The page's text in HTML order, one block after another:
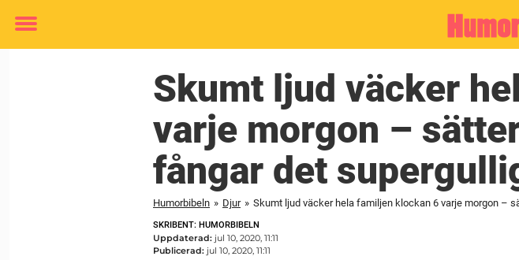
Toggle
Skumt ljud väcker
varje morgon –
fångar det
Humorbibeln » Djur » Skumt ljud väcker hela familjen klockan 6 varje morgon –
SKRIBENT: HUMORBIBELN
Uppdaterad: jul 10, 2020, 11:11
Publicerad: jul 10, 2020, 11:11